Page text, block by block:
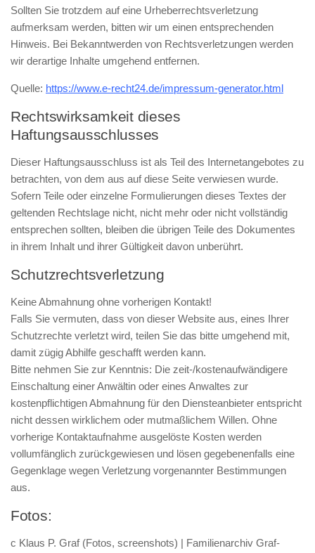
Sollten Sie trotzdem auf eine Urheberrechtsverletzung
aufmerksam werden, bitten wir um einen entsprechenden
Hinweis. Bei Bekanntwerden von Rechtsverletzungen werden
wir derartige Inhalte umgehend entfernen.
Quelle: https://www.e-recht24.de/impressum-generator.html
Rechtswirksamkeit dieses
Haftungsausschlusses
Dieser Haftungsausschluss ist als Teil des Internetangebotes zu
betrachten, von dem aus auf diese Seite verwiesen wurde.
Sofern Teile oder einzelne Formulierungen dieses Textes der
geltenden Rechtslage nicht, nicht mehr oder nicht vollständig
entsprechen sollten, bleiben die übrigen Teile des Dokumentes
in ihrem Inhalt und ihrer Gültigkeit davon unberührt.
Schutzrechtsverletzung
Keine Abmahnung ohne vorherigen Kontakt!
Falls Sie vermuten, dass von dieser Website aus, eines Ihrer
Schutzrechte verletzt wird, teilen Sie das bitte umgehend mit,
damit zügig Abhilfe geschafft werden kann.
Bitte nehmen Sie zur Kenntnis: Die zeit-/kostenaufwändigere
Einschaltung einer Anwältin oder eines Anwaltes zur
kostenpflichtigen Abmahnung für den Diensteanbieter entspricht
nicht dessen wirklichem oder mutmaßlichem Willen. Ohne
vorherige Kontaktaufnahme ausgelöste Kosten werden
vollumfänglich zurückgewiesen und lösen gegebenenfalls eine
Gegenklage wegen Verletzung vorgenannter Bestimmungen
aus.
Fotos:
c Klaus P. Graf (Fotos, screenshots) | Familienarchiv Graf-